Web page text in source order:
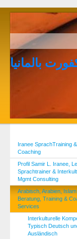
بالمانيا
Iranee SprachTraining
Coaching
Profil Samir L. Iranee,
Sprachtrainer &
Mgmt Consulting
Arabisch, Arabien,
Beratung, Training &
Services
Interkulturelle
Typisch Deutsch
Ausländisch